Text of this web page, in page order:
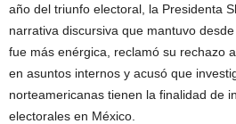
año del triunfo electoral, la Presidenta
narrativa discursiva que mantuvo
fue más enérgica, reclamó su rechazo
en asuntos internos y acusó que
norteamericanas tienen la finalidad de
electorales en México.